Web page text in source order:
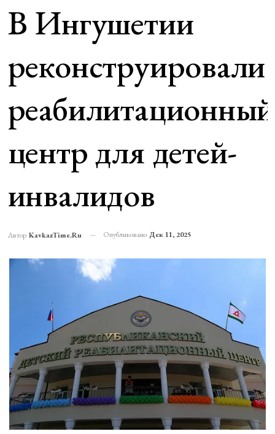
В Ингушетии
реконструировали
реабилитационный
центр для детей-
инвалидов
Автор KavkazTime.ru Опубликовано Дек 11, 2025